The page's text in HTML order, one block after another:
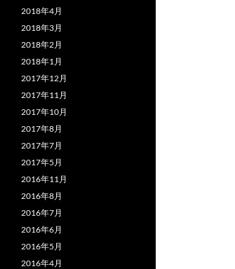
2018年4月
2018年3月
2018年2月
2018年1月
2017年12月
2017年11月
2017年10月
2017年8月
2017年7月
2017年5月
2016年11月
2016年8月
2016年7月
2016年6月
2016年5月
2016年4月